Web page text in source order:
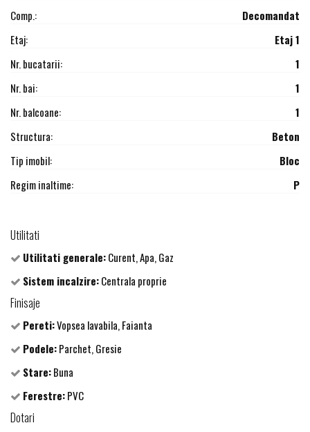
Comp.:
Decomandat
Etaj:
Etaj 1
Nr. bucatarii:
1
Nr. bai:
1
Nr. balcoane:
1
Structura:
Beton
Tip imobil:
Bloc
Regim inaltime:
P
Utilitati
Utilitati generale:Curent, Apa, Gaz
Sistem incalzire:Centrala proprie
Finisaje
Pereti:Vopsea lavabila, Faianta
Podele:Parchet, Gresie
Stare:Buna
Ferestre:PVC
Dotari